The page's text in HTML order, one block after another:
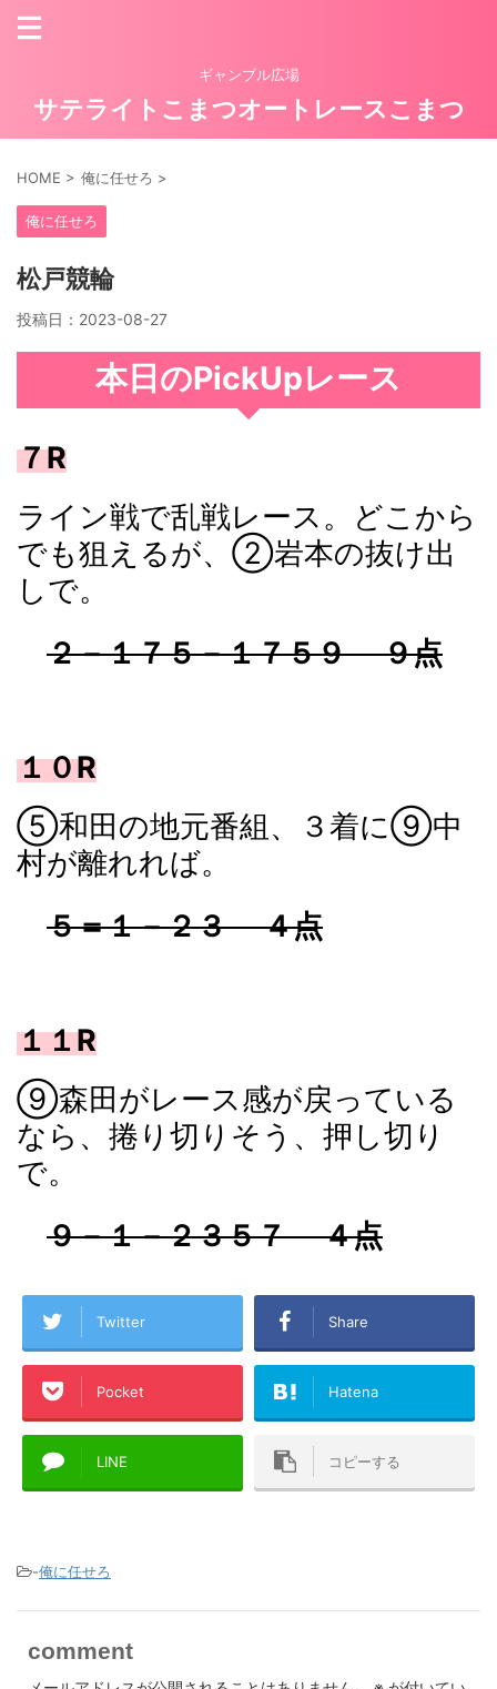
ギャンブル広場
サテライトこまつオートレースこまつ
HOME > 俺に任せろ >
俺に任せろ
松戸競輪
投稿日： 2023-08-27
本日のPickUpレース
７R
ライン戦で乱戦レース。どこから
でも狙えるが、②岩本の抜け出
しで。
２－１７５－１７５９ ９点
１０R
⑤和田の地元番組、３着に⑨中
村が離れれば。
５＝１－２３ ４点
１１R
⑨森田がレース感が戻っている
なら、捲り切りそう、押し切り
で。
９－１－２３５７ ４点
Twitter Share
Pocket Hatena
LINE コピーする
-俺に任せろ
comment